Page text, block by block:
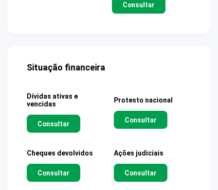
Consultar
Situação financeira
Dívidas ativas e
vencidas
Consultar
Protesto nacional
Consultar
Cheques devolvidos
Consultar
Ações judiciais
Consultar